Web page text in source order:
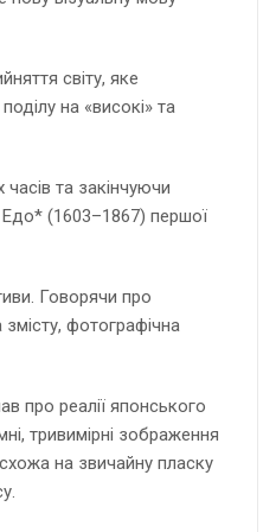
світу, яке
на «високі» та
та закінчуючи
Едо* (1603–1867) першої
Говорячи про
змісту, фотографічна
про реалії японського
тривимірні зображення
на звичайну пласку